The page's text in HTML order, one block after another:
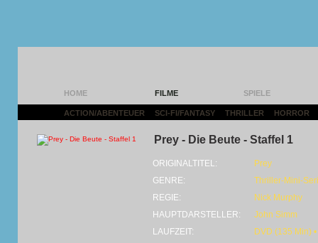
HOME FILME SPIELE
ACTION/ABENTEUER SCI-FI/FANTASY THRILLER HORROR
Prey - Die Beute - Staffel 1
ORIGINALTITEL:
Prey
GENRE:
Thriller-Mini-
REGIE:
Nick Murphy
HAUPTDARSTELLER:
John Simm
LAUFZEIT:
DVD (135 Min)